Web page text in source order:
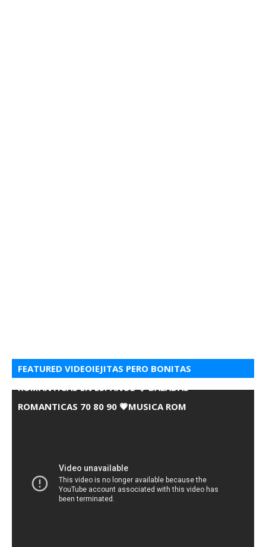
FEATURED VIDEOIEJITAS PERO BONITAS
ROMANTICAS EN ESPANOL 💘 BALADAS
ROMANTICAS 70 80 90 💗MUSICA ROM